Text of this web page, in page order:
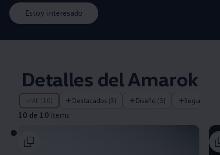
Estoy interesado
Detalles delAmarok
All (10) Destacados (3) Diseño (3) Seguridad
10 de 10 items
10 de 10 items